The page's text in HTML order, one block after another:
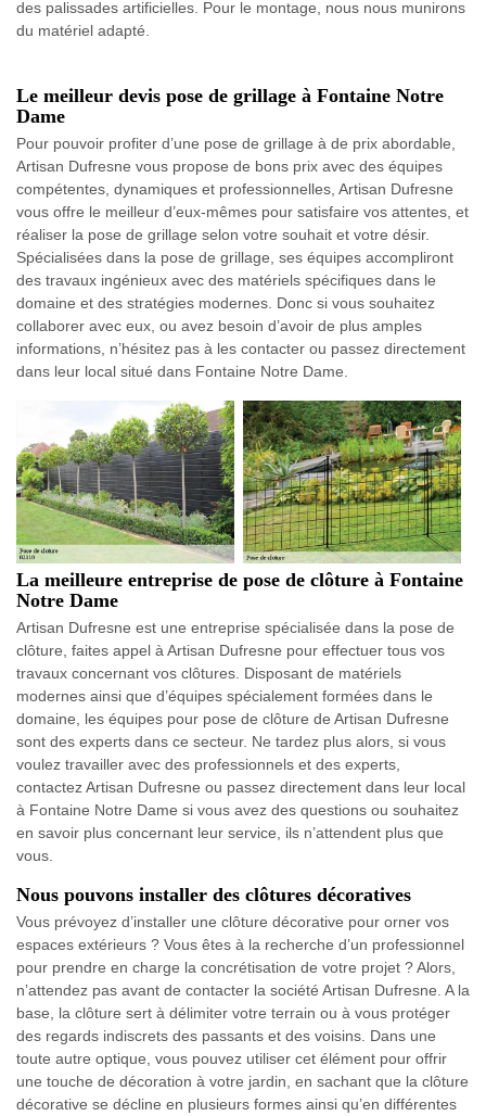
des palissades artificielles. Pour le montage, nous nous munirons
du matériel adapté.
Le meilleur devis pose de grillage à Fontaine Notre
Dame
Pour pouvoir profiter d’une pose de grillage à de prix abordable,
Artisan Dufresne vous propose de bons prix avec des équipes
compétentes, dynamiques et professionnelles, Artisan Dufresne
vous offre le meilleur d’eux-mêmes pour satisfaire vos attentes, et
réaliser la pose de grillage selon votre souhait et votre désir.
Spécialisées dans la pose de grillage, ses équipes accompliront
des travaux ingénieux avec des matériels spécifiques dans le
domaine et des stratégies modernes. Donc si vous souhaitez
collaborer avec eux, ou avez besoin d’avoir de plus amples
informations, n’hésitez pas à les contacter ou passez directement
dans leur local situé dans Fontaine Notre Dame.
La meilleure entreprise de pose de clôture à Fontaine
Notre Dame
Artisan Dufresne est une entreprise spécialisée dans la pose de
clôture, faites appel à Artisan Dufresne pour effectuer tous vos
travaux concernant vos clôtures. Disposant de matériels
modernes ainsi que d’équipes spécialement formées dans le
domaine, les équipes pour pose de clôture de Artisan Dufresne
sont des experts dans ce secteur. Ne tardez plus alors, si vous
voulez travailler avec des professionnels et des experts,
contactez Artisan Dufresne ou passez directement dans leur local
à Fontaine Notre Dame si vous avez des questions ou souhaitez
en savoir plus concernant leur service, ils n’attendent plus que
vous.
Nous pouvons installer des clôtures décoratives
Vous prévoyez d’installer une clôture décorative pour orner vos
espaces extérieurs ? Vous êtes à la recherche d’un professionnel
pour prendre en charge la concrétisation de votre projet ? Alors,
n’attendez pas avant de contacter la société Artisan Dufresne. A la
base, la clôture sert à délimiter votre terrain ou à vous protéger
des regards indiscrets des passants et des voisins. Dans une
toute autre optique, vous pouvez utiliser cet élément pour offrir
une touche de décoration à votre jardin, en sachant que la clôture
décorative se décline en plusieurs formes ainsi qu’en différentes